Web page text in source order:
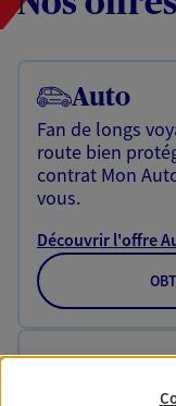
Auto
Fan de longs
route bien
contrat Mon
vous.
Découvrir l'offre
Moto
Moto, scooter…